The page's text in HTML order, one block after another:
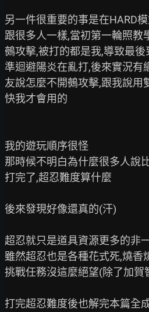
另一件很重要的事是在HARD
跟很多人一樣,當初第一輪照教
鵺攻擊,被打的都是我,導致最
準迴避陽炎在亂打,後來實況有
友說怎麼不開鵺攻擊,跟我說用
快我才會用的
我的遊玩順序很怪
那時候不明白為什麼很多人說
打完了,超忍難度算什麼
後來發現好像還真的(汗)
超忍就只是道具資源更多的非
雖然超忍也是各種花式死,燒香
挑戰任務沒這麼絕望(除了加賀
打完超忍難度後也解完本篇全